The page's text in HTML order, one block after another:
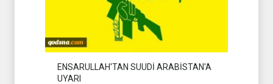
ENSARULLAH'TAN SUUDİ ARABİSTAN'A
UYARI